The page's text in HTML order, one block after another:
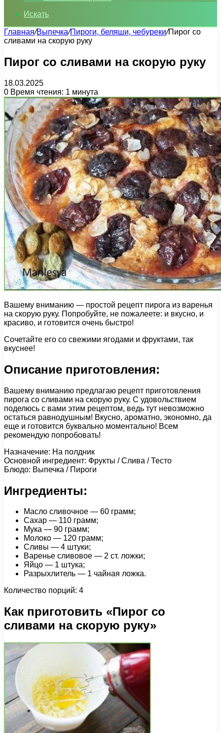
Искать
Главная/Выпечка/Пироги, беляши, чебуреки/Пирог со
сливами на скорую руку
Пирог со сливами на скорую руку
18.03.2025
0 Время чтения: 1 минута
Вашему вниманию — простой рецепт пирога из варенья
на скорую руку. Попробуйте, не пожалеете: и вкусно, и
красиво, и готовится очень быстро!
Сочетайте его со свежими ягодами и фруктами, так
вкуснее!
Описание приготовления:
Вашему вниманию предлагаю рецепт приготовления
пирога со сливами на скорую руку. С удовольствием
поделюсь с вами этим рецептом, ведь тут невозможно
остаться равнодушным! Вкусно, ароматно, экономно, да
еще и готовится буквально моментально! Всем
рекомендую попробовать!
Назначение: На полдник
Основной ингредиент: Фрукты / Слива / Тесто
Блюдо: Выпечка / Пироги
Ингредиенты:
Масло сливочное — 60 грамм;
Сахар — 110 грамм;
Мука — 90 грамм;
Молоко — 120 грамм;
Сливы — 4 штуки;
Варенье сливовое — 2 ст. ложки;
Яйцо — 1 штука;
Разрыхлитель — 1 чайная ложка.
Количество порций: 4
Как приготовить «Пирог со
сливами на скорую руку»